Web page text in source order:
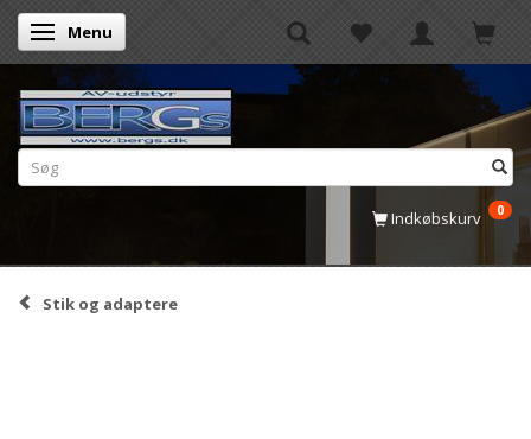
Skifte navigation
Menu
Indkøbskurv 0
Stik og adaptere